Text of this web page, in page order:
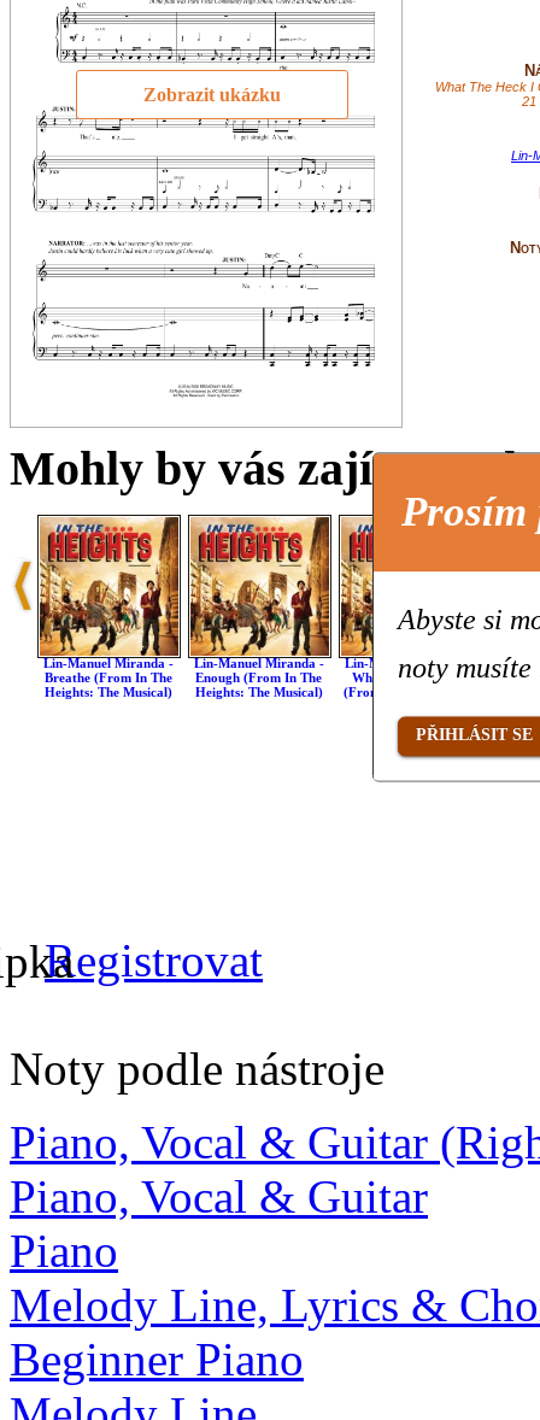
Zobrazit ukázku
What The Heck I
21
Lin-
Mohly by vás zajímat
Lin-Manuel Miranda -
Breathe (from In The
Heights: The Musical)
Lin-Manuel Miranda -
Enough (from In The
Heights: The Musical)
Lin-Manuel Miranda -
When You're Home
(from In The Heights:
Lin-
Registrovat
Noty podle nástroje
Piano, Vocal & Guitar
Piano, Vocal & Guitar
Piano
Melody Line, Lyrics &
Beginner Piano
Prosím
Abyste si
noty
PŘIHLÁSIT SE